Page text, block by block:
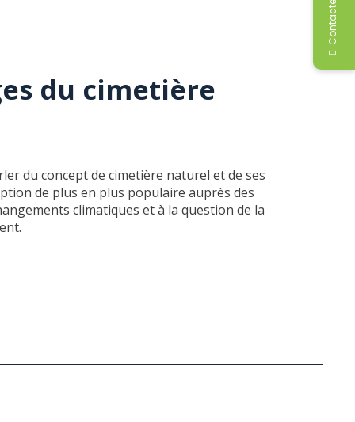
du cimetière
du concept de cimetière naturel et de ses
de plus en plus populaire auprès des
climatiques et à la question de la